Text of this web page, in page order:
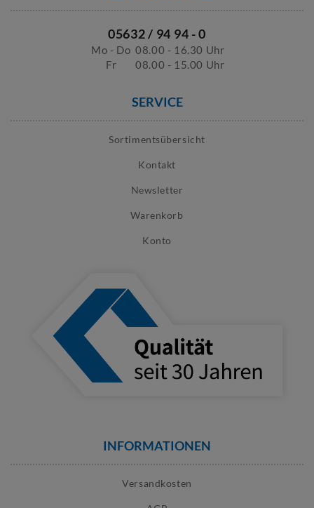
05632 / 94 94 - 0
Mo - Do 08.00 - 16.30 Uhr
Fr
08.00 - 15.00 Uhr
SERVICE
Sortimentsübersicht
Kontakt
Newsletter
Warenkorb
Konto
INFORMATIONEN
Versandkosten